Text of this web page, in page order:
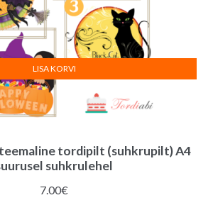
teemaline tordipilt (suhkrupilt) A4
suhkrulehel
7.00€
LISA KORVI